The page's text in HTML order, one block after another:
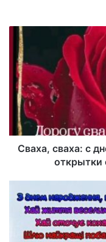
Сваха, сваха: с
открытки